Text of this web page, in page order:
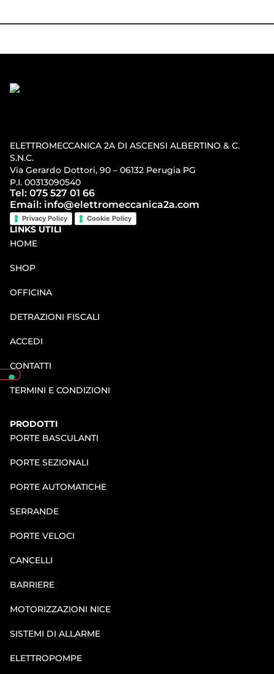
ELETTROMECCANICA 2A DI ASCENSI ALBERTINO & C.
S.N.C.
Via Gerardo Dottori, 90 – 06132 Perugia PG
P.I. 00313090540
Tel: 075 527 01 66
Email: info@elettromeccanica2a.com
Privacy Policy Cookie Policy
LINKS UTILI
HOME
SHOP
OFFICINA
DETRAZIONI FISCALI
ACCEDI
CONTATTI
TERMINI E CONDIZIONI
PRODOTTI
PORTE BASCULANTI
PORTE SEZIONALI
PORTE AUTOMATICHE
SERRANDE
PORTE VELOCI
CANCELLI
BARRIERE
MOTORIZZAZIONI NICE
SISTEMI DI ALLARME
ELETTROPOMPE